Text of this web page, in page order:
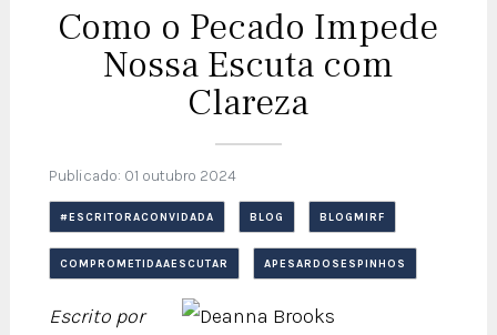
Como o Pecado Impede
Nossa Escuta com
Clareza
Publicado: 01 outubro 2024
#ESCRITORACONVIDADA BLOG BLOGMIRF
COMPROMETIDAAESCUTAR APESARDOSESPINHOS
Escrito por